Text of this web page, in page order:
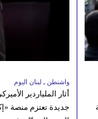
واشنطن ـ لبنان اليوم
أثار الملياردير
جديدة تعتزم منصة